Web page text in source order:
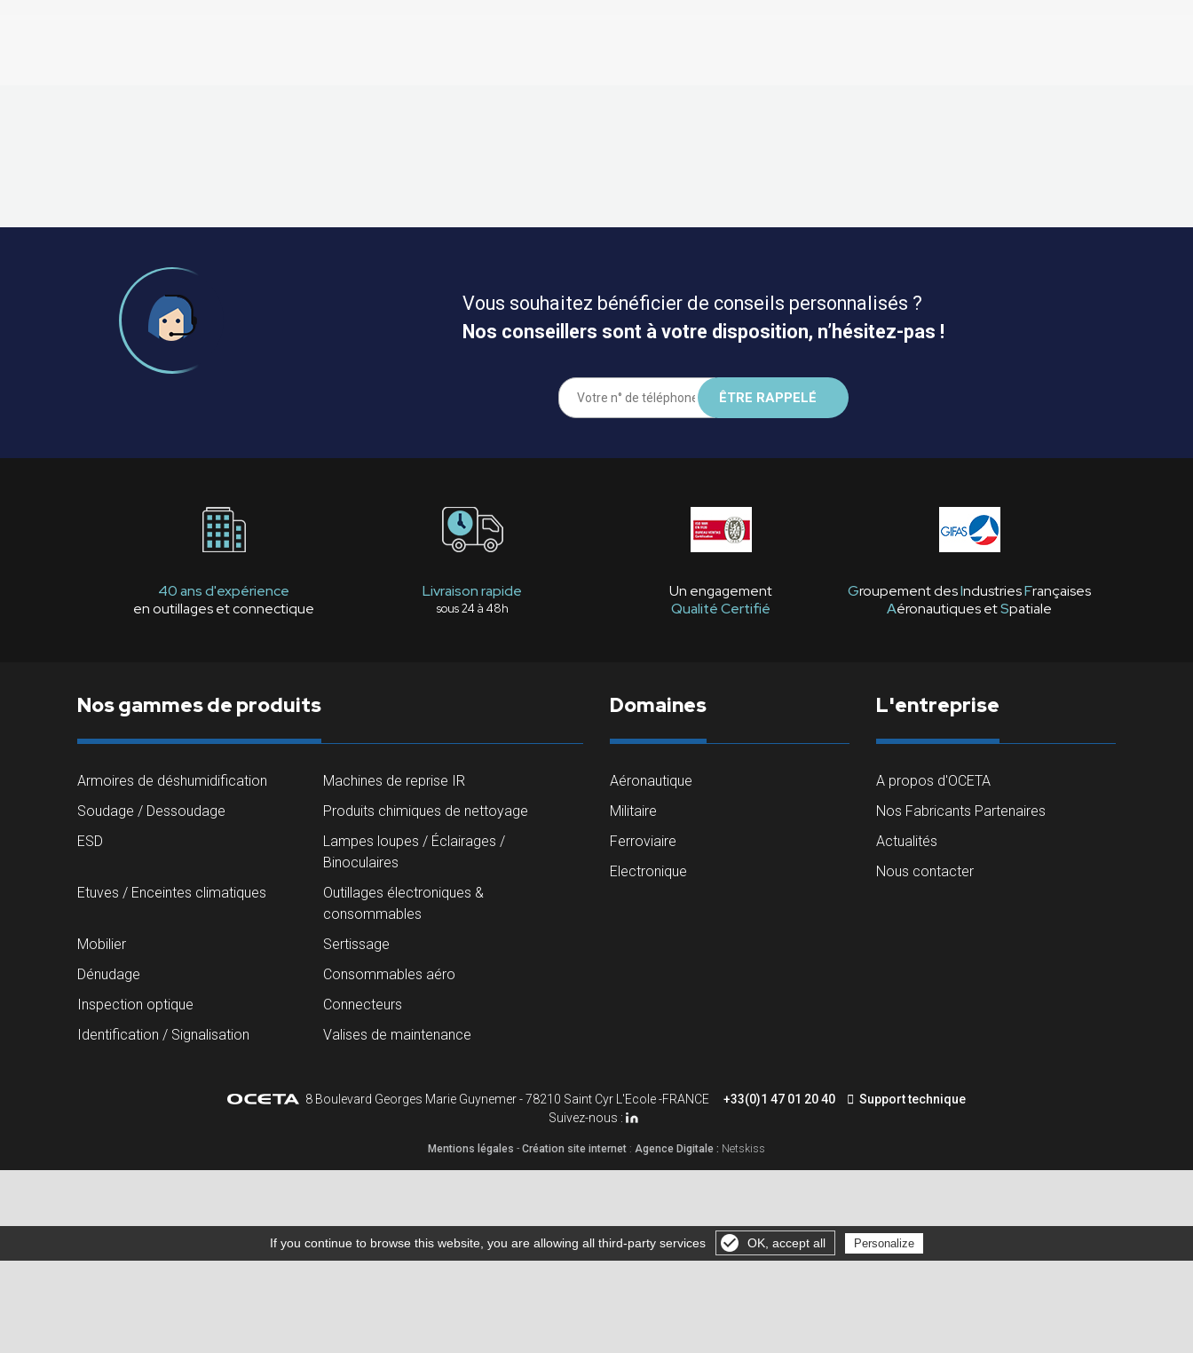
Vous souhaitez bénéficier de conseils personnalisés ?
Nos conseillers sont à votre disposition, n’hésitez-pas !
40 ans d'expérience
en outillages et connectique
Livraison rapide
sous 24 à 48h
Un engagement
Qualité Certifié
Groupement desIndustriesFrançaises
Aéronautiques etSpatiale
Nos gammes de produits
Armoires de déshumidification
Machines de reprise IR
Soudage / Dessoudage
Produits chimiques de nettoyage
ESD
Lampes loupes / Éclairages /
Binoculaires
Etuves / Enceintes climatiques
Outillages électroniques &
consommables
Mobilier
Sertissage
Dénudage
Consommables aéro
Inspection optique
Connecteurs
Identification / Signalisation
Valises de maintenance
Domaines
Aéronautique
Militaire
Ferroviaire
Electronique
L'entreprise
A propos d'OCETA
Nos Fabricants Partenaires
Actualités
Nous contacter
8 Boulevard Georges Marie Guynemer - 78210 Saint Cyr L'Ecole -FRANCE +33(0)1 47 01 20 40
Support technique
Suivez-nous :
Mentions légales - Création site internet : Agence Digitale : Netskiss
If you continue to browse this website, you are allowing all third-party services OK, accept all Personalize